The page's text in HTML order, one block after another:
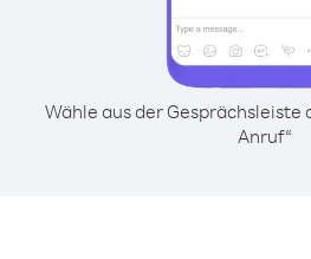
Wähle aus der Gesprächsleiste
Anruf“